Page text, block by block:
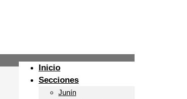
Inicio
Secciones
Junín